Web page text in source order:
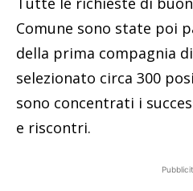
Comune sono state poi
della prima compagnia
selezionato circa 300
sono concentrati i
e riscontri.